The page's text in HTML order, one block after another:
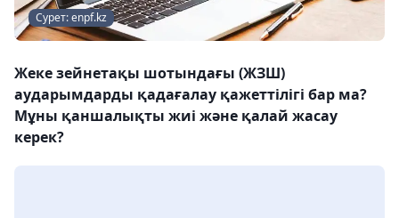
Сурет: enpf.kz
Жеке зейнетақы шотындағы (ЖЗШ)
аударымдарды қадағалау қажеттілігі бар ма?
Мұны қаншалықты жиі және қалай жасау
керек?